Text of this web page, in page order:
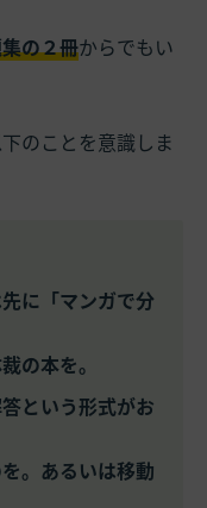
の２冊からでもい
のことを意識しま
に「マンガで分
の本を。
という形式がお
。あるいは移動